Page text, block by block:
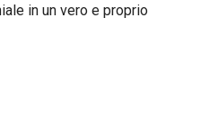
in un vero e proprio